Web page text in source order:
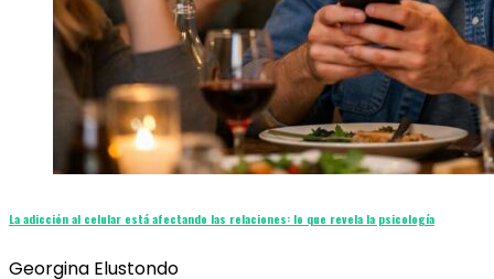
La adicción al celular está afectando las relaciones: lo que revela la psicología
Georgina Elustondo